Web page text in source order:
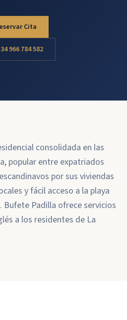
Cita
966 784 582
consolidada en las
popular entre expatriados
por sus viviendas
y fácil acceso a la playa
Bufete Padilla ofrece servicios
a los residentes de La